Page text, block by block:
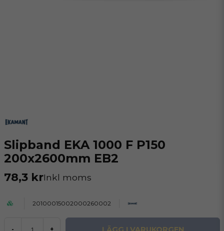
Slipband EKA 1000 F P150
200x2600mm EB2
78,3 krInkl moms
20100015002000260002
- +